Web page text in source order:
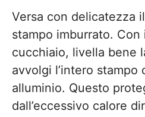
Versa con delicatezza
stampo imburrato. Con
cucchiaio, livella bene
avvolgi l’intero stampo
alluminio. Questo
dall’eccessivo calore